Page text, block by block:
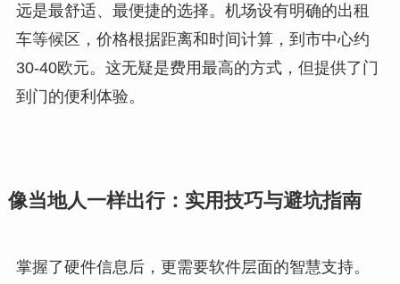
远是最舒适、最便捷的选择。机场设有明确的出租
车等候区，价格根据距离和时间计算，到市中心约
30-40欧元。这无疑是费用最高的方式，但提供了门
到门的便利体验。
像当地人一样出行：实用技巧与避坑指南
掌握了硬件信息后，更需要软件层面的智慧支持。